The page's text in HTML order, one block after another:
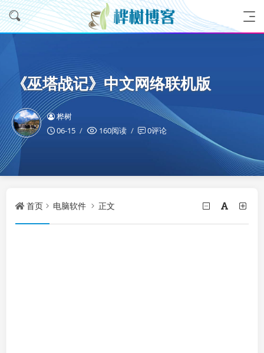
《巫塔战记》中文网络联机版
桦树
06-15
160阅读 0评论
首页 电脑软件 正文